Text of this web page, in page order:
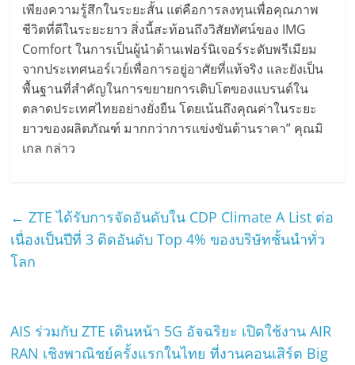
เพียงความรู้สึกในระยะสั้น แต่คือการลงทุนเพื่อคุณภาพ
ชีวิตที่ดีในระยะยาว สิ่งนี้สะท้อนถึงวิสัยทัศน์ของ IMG
Comfort ในการเป็นผู้นำด้านเฟอร์นิเจอร์ระดับพรีเมียม
จากประเทศนอร์เวย์เพื่อการอยู่อาศัยที่แท้จริง และยังเป็น
พื้นฐานที่สำคัญในการขยายการเติบโตของแบรนด์ใน
ตลาดประเทศไทยอย่างยั่งยืน โดยเน้นถึงคุณค่าในระยะ
ยาวของผลิตภัณฑ์ มากกว่าการแข่งขันด้านราคา” คุณมิ
เกล กล่าว
← ZTE ได้รับการจัดอันดับใน CDP Climate A List ต่อ
เนื่องเป็นปีที่ 3 ติดอันดับ Top 4% ของบริษัทชั้นนำทั่ว
โลก
AIS ร่วมกับ ZTE เดินหน้า 5G อัจฉริยะ เปิดใช้งาน AIR
RAN เชิงพาณิชย์ครั้งแรกในไทย ที่งานคอนเสิร์ต Big